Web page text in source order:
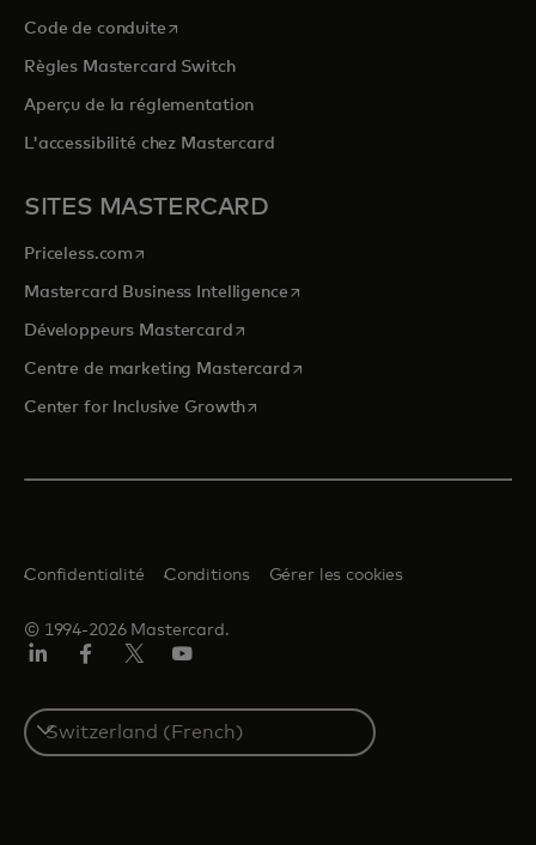
Code de conduites’ouvre dans un nouvel onglet
Règles Mastercard Switch
Aperçu de la réglementation
L'accessibilité chez Mastercard
SITES MASTERCARD
Priceless.com s’ouvre dans un nouvel onglet
Mastercard Business Intelligences’ouvre dans un nouvel onglet
Développeurs Mastercards’ouvre dans un nouvel onglet
Centre de marketing Mastercards’ouvre dans un nouvel onglet
Center for Inclusive Growths’ouvre dans un nouvel onglet
© 1994-2026 Mastercard.
Confidentialité Conditions Gérer les cookies
Select
a
country